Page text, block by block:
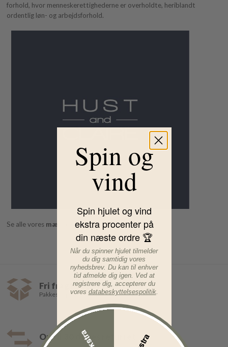
forhold, hvor menneskerettighederne er overholdte, heriblandt
ordentlig løn- og arbejdsforhold.
Se alle vores mærker
Fri fragt over 499,-
Pakkeshop 35,- | Hjemmelevering fra 39,-
Op til 30 dages returret
Spin og
vind
Spin hjulet og vind
ekstra procenter på
din næste ordre 🏆
Når du spinner hjulet tilmelder
du dig samtidig vores
nyhedsbrev. Du kan til enhver
tid afmelde dig igen. Ved at
registrere dig, accepterer du
vores databeskyttelsespolitik.